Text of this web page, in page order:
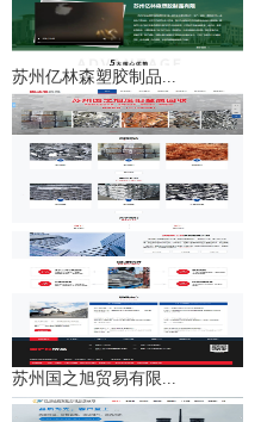
苏州亿林森塑胶制品...
苏州国之旭贸易有限...